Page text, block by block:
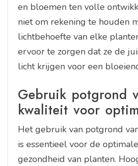
en bloemen ten volle
niet om rekening te houden
lichtbehoefte van elke
ervoor te zorgen dat ze de
licht krijgen voor een
Gebruik potgrond
kwaliteit voor
Het gebruik van potgrond
is essentieel voor de
gezondheid van planten.